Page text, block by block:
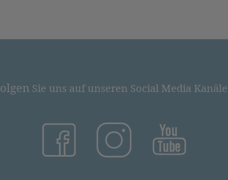
Sie uns auf unseren Social Media
(öffnet in neuem Tab)(öffnet in neuem Tab)